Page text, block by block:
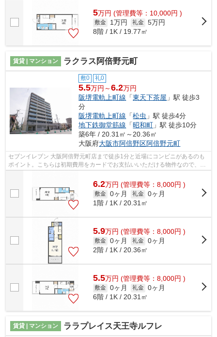
5万円 (管理費等：10,000円 )
敷金 1万円 礼金 5万円
8階 / 1K / 19.77㎡
賃貸 | マンション ラクラス阿倍野元町
敷0 礼0
5.5万円～6.2万円
阪堺電軌上町線 「東天下茶屋 」駅 徒歩3
分
阪堺電軌上町線 「松虫 」駅 徒歩4分
地下鉄御堂筋線 「昭和町 」駅 徒歩10分
築6年 / 20.31㎡～20.36㎡
大阪府大阪市阿倍野区阿倍野元町
セブンイレブン 大阪阿倍野元町店まで徒歩1分と近場にコンビニがあるのも
ポイント。こちらは初期費用をカードでお支払いいただける物件なので、支
払い手続きの手間が省けます。造りと...
6.2万円 (管理費等：8,000円 )
敷金 0ヶ月 礼金 0ヶ月
1階 / 1K / 20.31㎡
5.9万円 (管理費等：8,000円 )
敷金 0ヶ月 礼金 0ヶ月
2階 / 1K / 20.36㎡
5.5万円 (管理費等：8,000円 )
敷金 0ヶ月 礼金 0ヶ月
6階 / 1K / 20.31㎡
賃貸 | マンション ララプレイス天王寺ルフレ